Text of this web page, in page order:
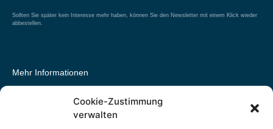
Cookie-Zustimmung
verwalten
Sollten Sie später kein Interesse mehr haben, können Sie den Newsletter mit einem Klick wieder
abbestellen.
Mehr Informationen
Tarif des Monats